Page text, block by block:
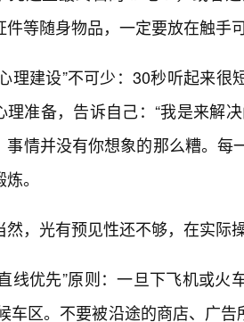
件等随身物品，一定要放在触手
理建设”不可少：30秒听起来
理准备，告诉自己：“我是来解
事情并没有你想象的那么糟。
。
然，光有预见性还不够，在实际
线优先”原则：一旦下飞机或
车区。不要被沿途的商店、广